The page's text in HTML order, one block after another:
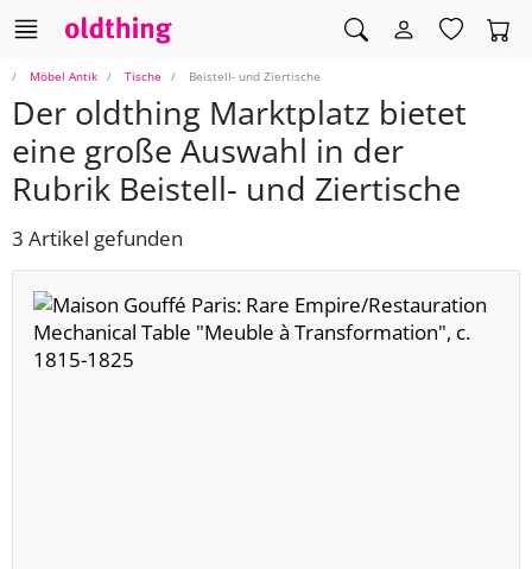
Möbel Antik Tische Beistell- und Ziertische
Der oldthing Marktplatz bietet
eine große Auswahl in der
Rubrik Beistell- und Ziertische
3 Artikel gefunden